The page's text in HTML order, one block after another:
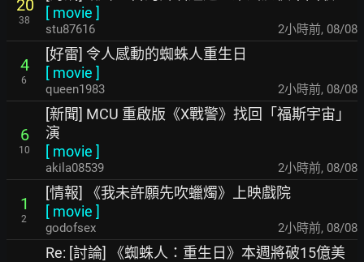
20
38
[ movie ]
stu87616 2小時前, 08/08
4
6
[好雷] 令人感動的蜘蛛人重生日
[ movie ]
queen1983 2小時前, 08/08
6
10
[新聞] MCU 重啟版《X戰警》找回「福斯宇宙」
演
[ movie ]
akila08539 2小時前, 08/08
1
2
[情報] 《我未許願先吹蠟燭》上映戲院
[ movie ]
godofsex 2小時前, 08/08
Re: [討論] 《蜘蛛人：重生日》本週將破15億美